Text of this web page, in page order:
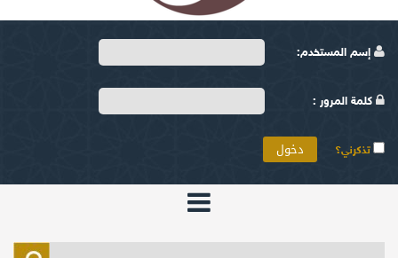
إسم المستخدم:
كلمة المرور :
تذكرني؟